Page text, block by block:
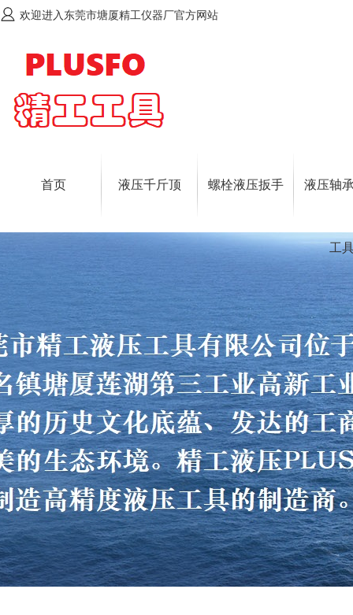
欢迎进入东莞市塘厦精工仪器厂官方网站
首页 液压千斤顶 螺栓液压扳手 液压轴
工